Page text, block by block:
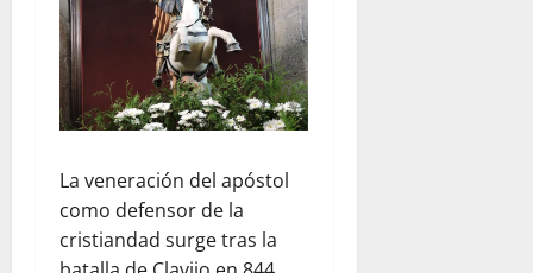
La veneración del apóstol
como defensor de la
cristiandad surge tras la